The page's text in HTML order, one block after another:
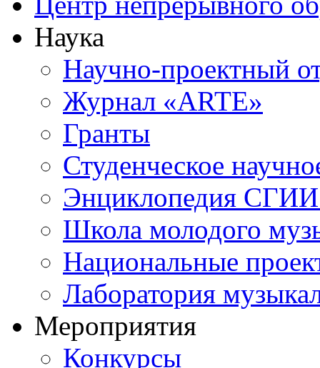
Наука
Научно-проектный
Журнал «ARTE»
Гранты
Студенческое
Энциклопедия СГИИ
Школа молодого
Национальные
Лаборатория
Мероприятия
Конкурсы